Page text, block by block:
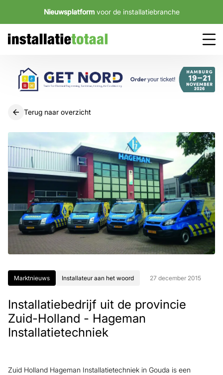
Nieuwsplatform voor de installatiebranche
Terug naar overzicht
Marktnieuws Installateur aan het woord 27 december 2015
Installatiebedrijf uit de provincie
Zuid-Holland - Hageman
Installatietechniek
Zuid Holland Hageman Installatietechniek in Gouda is een